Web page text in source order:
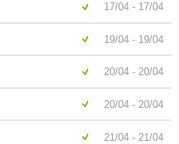
17/04 - 17/04
19/04 - 19/04
20/04 - 20/04
20/04 - 20/04
21/04 - 21/04